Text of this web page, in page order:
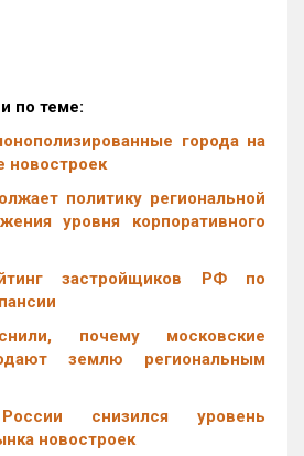
по теме:
города на
новостроек
политику региональной
уровня корпоративного
застройщиков РФ по
почему московские
землю региональным
снизился уровень
новостроек